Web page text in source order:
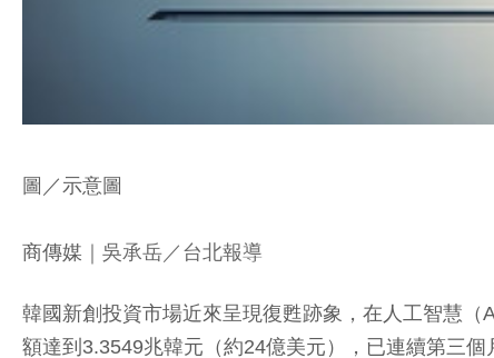
圖／示意圖
商傳媒 ｜吳承岳／台北報導
韓國新創投資市場近來呈現復甦跡象，在人工智慧
額達到3.3549兆韓元（約24億美元），已連續第三